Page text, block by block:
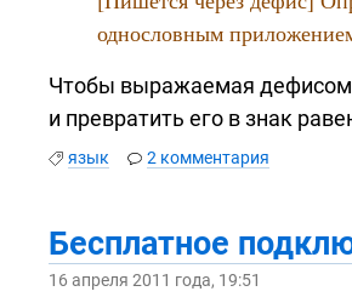
однословным
Чтобы выражаемая дефисом
и превратить его в знак
язык 2 комментария
Бесплатное
16 апреля 2011 года, 19:51